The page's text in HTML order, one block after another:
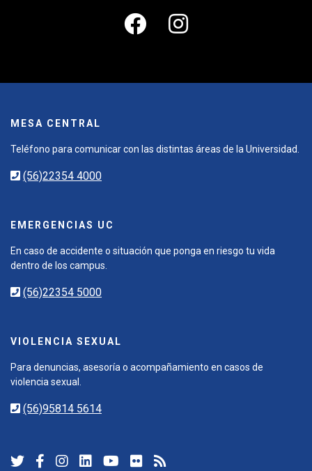
MESA CENTRAL
Teléfono para comunicar con las distintas áreas de la Universidad.
(56)22354 4000
EMERGENCIAS UC
En caso de accidente o situación que ponga en riesgo tu vida
dentro de los campus.
(56)22354 5000
VIOLENCIA SEXUAL
Para denuncias, asesoría o acompañamiento en casos de
violencia sexual.
(56)95814 5614